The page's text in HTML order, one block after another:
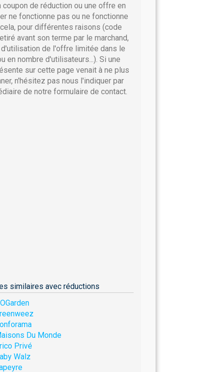
coupon de réduction ou une offre en
ne fonctionne pas ou ne fonctionne
pour différentes raisons (code
avant son terme par le marchand,
de l'offre limitée dans le
en nombre d'utilisateurs...). Si une
sur cette page venait à ne plus
n'hésitez pas nous l'indiquer par
de notre formulaire de contact.
similaires avec réductions
Du Monde
Privé
Walz